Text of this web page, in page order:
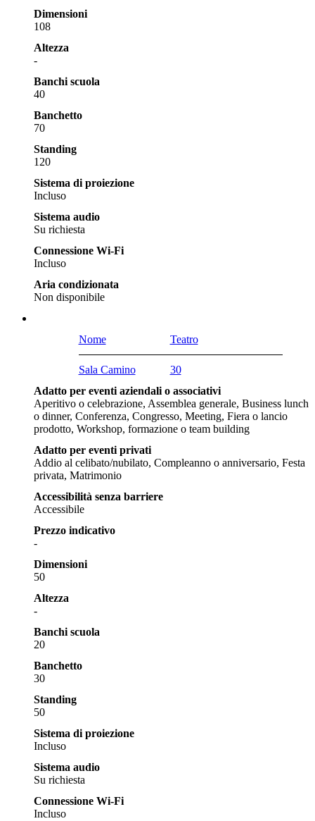
Dimensioni
108
Altezza
-
Banchi scuola
40
Banchetto
70
Standing
120
Sistema di proiezione
Incluso
Sistema audio
Su richiesta
Connessione Wi-Fi
Incluso
Aria condizionata
Non disponibile
Nome Teatro
Sala Camino
30
Adatto per eventi aziendali o associativi
Aperitivo o celebrazione, Assemblea generale, Business lunch
o dinner, Conferenza, Congresso, Meeting, Fiera o lancio
prodotto, Workshop, formazione o team building
Adatto per eventi privati
Addio al celibato/nubilato, Compleanno o anniversario, Festa
privata, Matrimonio
Accessibilità senza barriere
Accessibile
Prezzo indicativo
-
Dimensioni
50
Altezza
-
Banchi scuola
20
Banchetto
30
Standing
50
Sistema di proiezione
Incluso
Sistema audio
Su richiesta
Connessione Wi-Fi
Incluso